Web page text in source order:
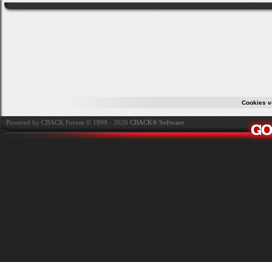
Cookies
Powered by CBACK Forum © 1999 - 2026CBACK® Software